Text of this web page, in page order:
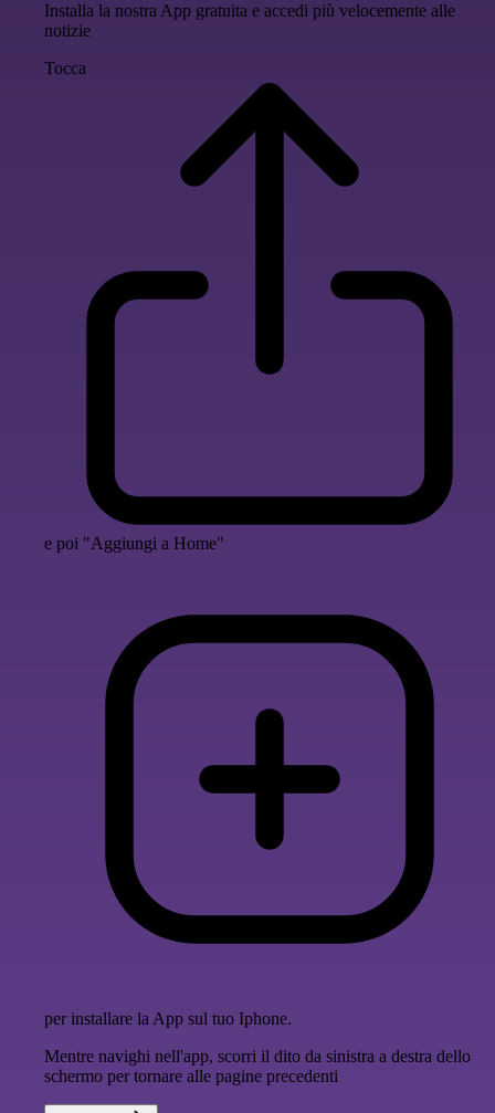
Installa la nostra App gratuita e accedi più velocemente alle
notizie
Tocca
e poi "Aggiungi a Home"
per installare la App sul tuo Iphone.
Mentre navighi nell'app, scorri il dito da sinistra a destra dello
schermo per tornare alle pagine precedenti